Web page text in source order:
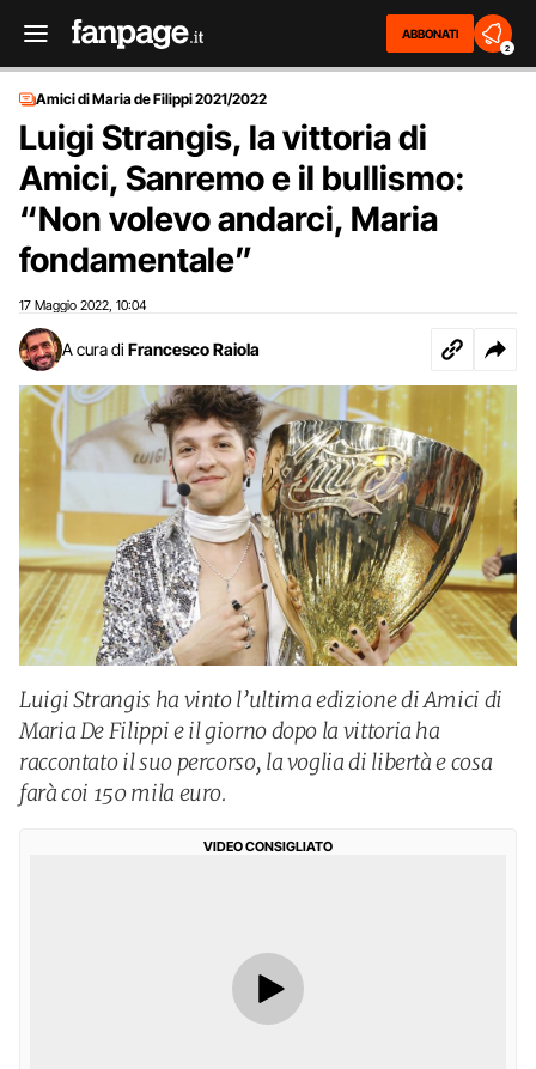
ABBONATI
2
Amici di Maria de Filippi 2021/2022
Luigi Strangis, la vittoria di
Amici, Sanremo e il bullismo:
“Non volevo andarci, Maria
fondamentale”
17 Maggio 2022 10:04
A cura di Francesco Raiola
Luigi Strangis ha vinto l’ultima edizione di Amici di
Maria De Filippi e il giorno dopo la vittoria ha
raccontato il suo percorso, la voglia di libertà e cosa
farà coi 150 mila euro.
VIDEO CONSIGLIATO